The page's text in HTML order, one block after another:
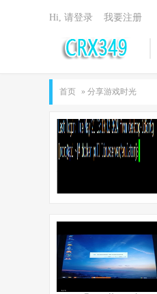
Hi, 请登录 我要注册
首页 » 分享游戏时光